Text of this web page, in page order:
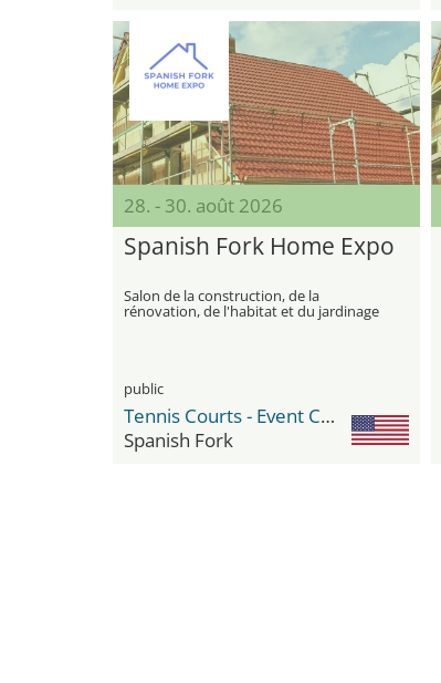
28. - 30. août 2026
Spanish Fork Home Expo
Salon de la construction, de la
rénovation, de l'habitat et du jardinage
public
Tennis Courts - Event Center (Spanish Fork Fairgrounds)
Spanish Fork